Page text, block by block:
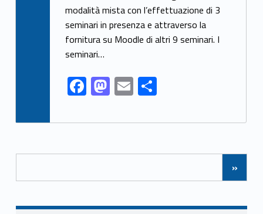
b
o
o
k
d
o
l di
vi
modalità mista con l’effettuazione di 3
seminari in presenza e attraverso la
fornitura su Moodle di altri 9 seminari. I
seminari…
F
ac
e
o
o
k
M
as
to
o
n
E
m
ai
C
n
vi
di
Posts Navigation
»